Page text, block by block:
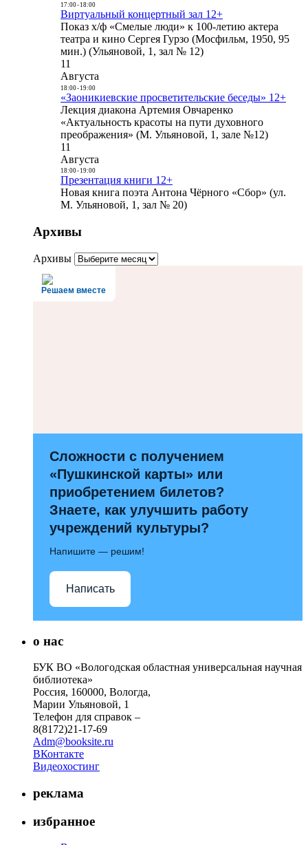
17:00- 18:00
Виртуальный концертный зал 12+
Показ х/ф «Смелые люди» к 100-летию актера
театра и кино Сергея Гурзо (Мосфильм, 1950, 95
мин.) (Ульяновой, 1, зал № 12)
11
Августа
18:00- 19:00
«Заоникиевские просветительские беседы» 12+
Лекция диакона Артемия Овчаренко
«Актуальность красоты на пути духовного
преображения» (М. Ульяновой, 1, зале №12)
11
Августа
18:00- 19:00
Презентация книги 12+
Новая книга поэта Антона Чёрного «Сбор» (ул.
М. Ульяновой, 1, зал № 20)
Архивы
Архивы
Решаем вместе
Сложности с получением
«Пушкинской карты» или
приобретением билетов?
Знаете, как улучшить работу
учреждений культуры?
Напишите — решим!
Написать
о нас
БУК ВО «Вологодская областная универсальная научная
библиотека»
Россия, 160000, Вологда,
Марии Ульяновой, 1
Телефон для справок –
8(8172)21-17-69
Adm@booksite.ru
ВКонтакте
Видеохостинг
реклама
избранное